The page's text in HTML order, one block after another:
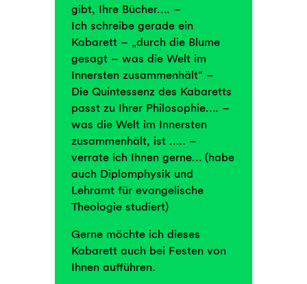
gibt, Ihre Bücher…. –
Ich schreibe gerade ein
Kabarett – „durch die Blume
gesagt – was die Welt im
Innersten zusammenhält“ –
Die Quintessenz des Kabaretts
passt zu Ihrer Philosophie…. –
was die Welt im Innersten
zusammenhält, ist ….. –
verrate ich Ihnen gerne… (habe
auch Diplomphysik und
Lehramt für evangelische
Theologie studiert)
Gerne möchte ich dieses
Kabarett auch bei Festen von
Ihnen aufführen.